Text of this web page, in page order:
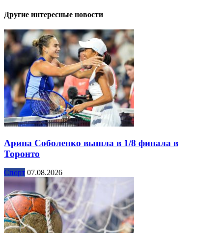
Другие интересные новости
Арина Соболенко вышла в 1/8 финала в
Торонто
Спорт 07.08.2026